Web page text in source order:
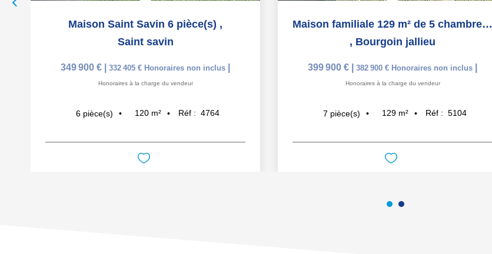
Maison Saint Savin 6 pièce(s) ,
Saint savin
349 900 € 332 405 € Honoraires non inclus
Honoraires à la charge du vendeur
6 pièce(s) 120 m² Réf : 4764
Maison familiale 129 m² de 5 chambres avec piscine sur...
, Bourgoin jallieu
399 900 € 382 900 € Honoraires non inclus
Honoraires à la charge du vendeur
7 pièce(s) 129 m² Réf : 5104